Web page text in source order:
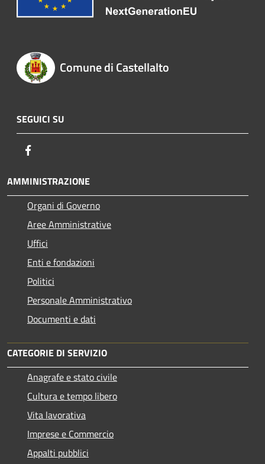
Comune di Castellalto
SEGUICI SU
AMMINISTRAZIONE
Organi di Governo
Aree Amministrative
Uffici
Enti e fondazioni
Politici
Personale Amministrativo
Documenti e dati
CATEGORIE DI SERVIZIO
Anagrafe e stato civile
Cultura e tempo libero
Vita lavorativa
Imprese e Commercio
Appalti pubblici